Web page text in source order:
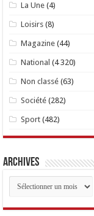
La Une (4)
Loisirs (8)
Magazine (44)
National (4 320)
Non classé (63)
Société (282)
Sport (482)
Archives
Archives